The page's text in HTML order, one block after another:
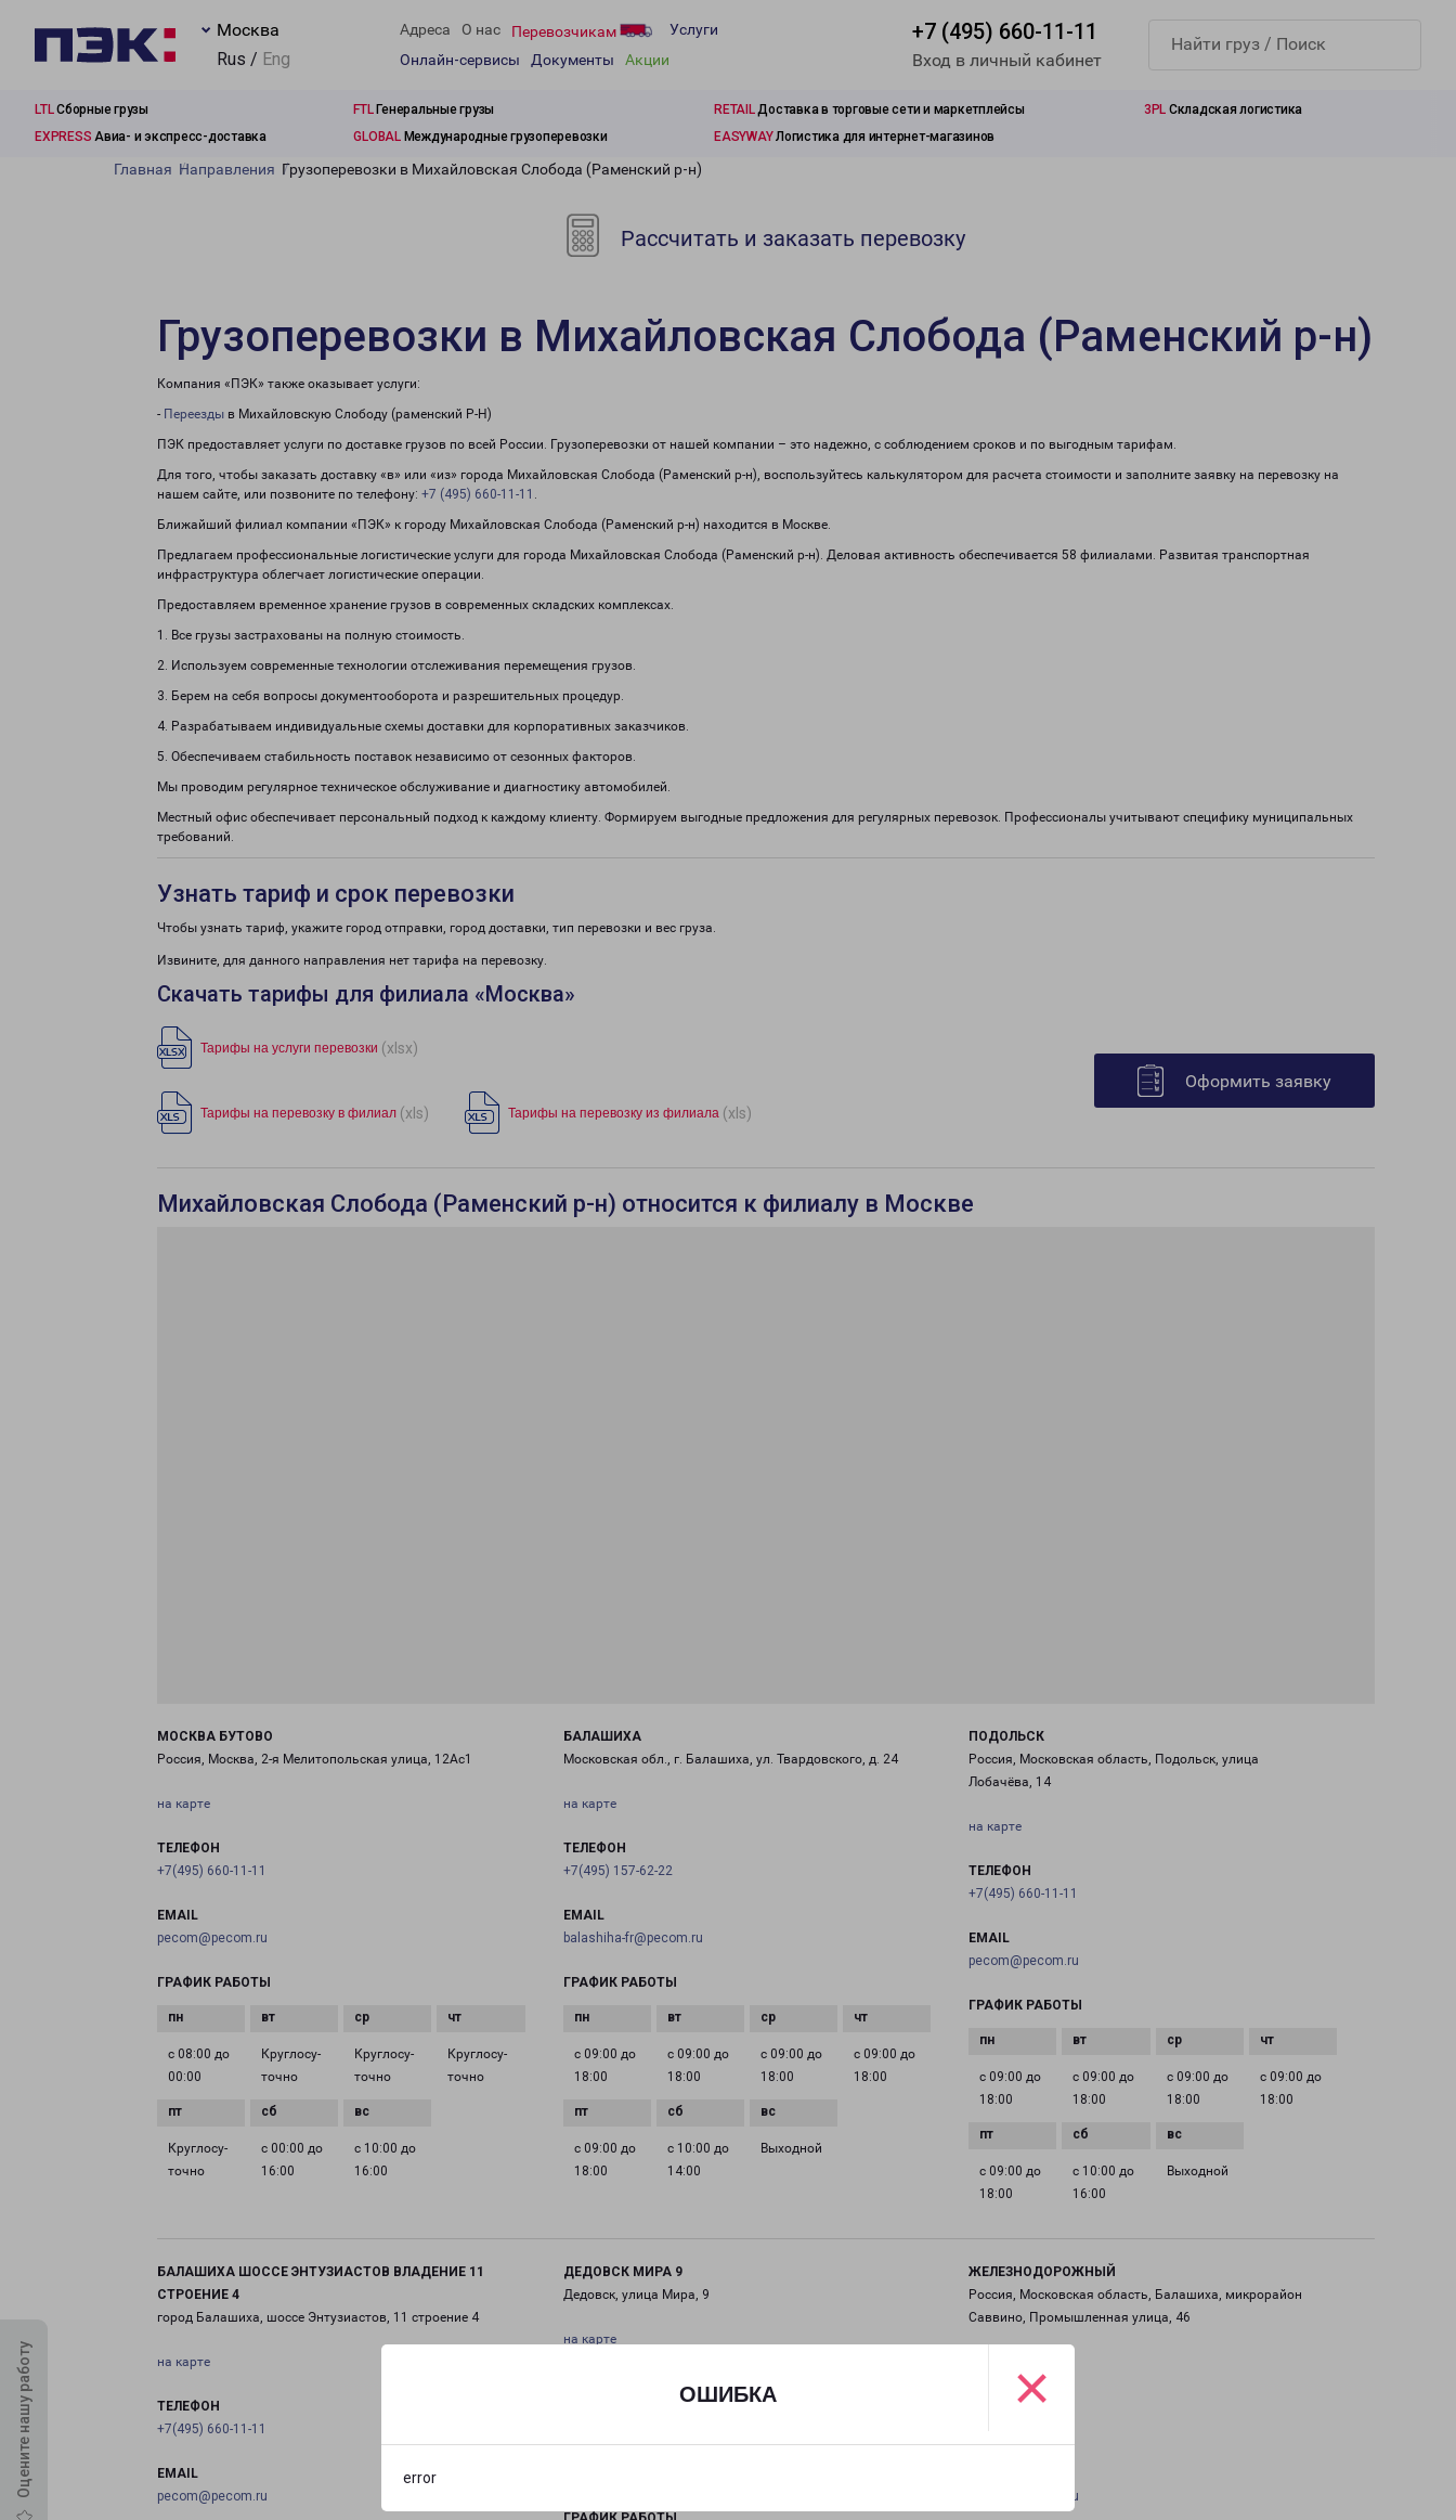
ОШИБКА
error
×
Москва
Rus / Eng
Адреса О нас Перевозчикам
Услуги
Онлайн-сервисы
Документы Акции
+7 (495) 660-11-11
Вход в личный кабинет
LTLСборные грузы FTLГенеральные грузы RETAILДоставка в торговые сети и маркетплейсы 3PL Складская логистика
EXPRESS Авиа- и экспресс-доставка GLOBALМеждународные грузоперевозки EASYWAYЛогистика для интернет-магазинов
Оцените нашу работу
Главная Направления Грузоперевозки в Михайловская Слобода (Раменский р-н)
Рассчитать и заказать перевозку
Грузоперевозки в Михайловская Слобода (Раменский р-н)
Компания «ПЭК» также оказывает услуги:
- Переезды в Михайловскую Слободу (раменский Р-Н)
ПЭК предоставляет услуги по доставке грузов по всей России. Грузоперевозки от нашей компании – это надежно, с соблюдением сроков и по выгодным тарифам.
Для того, чтобы заказать доставку «в» или «из» города Михайловская Слобода (Раменский р-н), воспользуйтесь калькулятором для расчета стоимости и заполните заявку на перевозку на
нашем сайте, или позвоните по телефону: +7 (495) 660-11-11 .
Ближайший филиал компании «ПЭК» к городу Михайловская Слобода (Раменский р-н) находится в Москве.
Предлагаем профессиональные логистические услуги для города Михайловская Слобода (Раменский р-н). Деловая активность обеспечивается 58 филиалами. Развитая транспортная
инфраструктура облегчает логистические операции.
Предоставляем временное хранение грузов в современных складских комплексах.
1. Все грузы застрахованы на полную стоимость.
2. Используем современные технологии отслеживания перемещения грузов.
3. Берем на себя вопросы документооборота и разрешительных процедур.
4. Разрабатываем индивидуальные схемы доставки для корпоративных заказчиков.
5. Обеспечиваем стабильность поставок независимо от сезонных факторов.
Мы проводим регулярное техническое обслуживание и диагностику автомобилей.
Местный офис обеспечивает персональный подход к каждому клиенту. Формируем выгодные предложения для регулярных перевозок. Профессионалы учитывают специфику муниципальных
требований.
Узнать тариф и срок перевозки
Чтобы узнать тариф, укажите город отправки, город доставки, тип перевозки и вес груза.
Извините, для данного направления нет тарифа на перевозку.
Скачать тарифы для филиала «Москва»
Тарифы на услуги перевозки (xlsx)
Тарифы на перевозку в филиал (xls) Тарифы на перевозку из филиала (xls)
Оформить заявку
Михайловская Слобода (Раменский р-н) относится к филиалу в Москве
МОСКВА БУТОВО
Россия, Москва, 2-я Мелитопольская улица, 12Ас1
на карте
ТЕЛЕФОН
+7(495) 660-11-11
EMAIL
pecom@pecom.ru
ГРАФИК РАБОТЫ
с 08:00 до
00:00
Круглосу­
точно
Круглосу­
точно
Круглосу­
точно
Круглосу­
точно
с 00:00 до
16:00
с 10:00 до
16:00
БАЛАШИХА
Московская обл., г. Балашиха, ул. Твардовского, д. 24
на карте
ТЕЛЕФОН
+7(495) 157-62-22
EMAIL
balashiha-fr@pecom.ru
ГРАФИК РАБОТЫ
с 09:00 до
18:00
с 09:00 до
18:00
с 09:00 до
18:00
с 09:00 до
18:00
с 09:00 до
18:00
с 10:00 до
14:00
Выходной
ПОДОЛЬСК
Россия, Московская область, Подольск, улица
Лобачёва, 14
на карте
ТЕЛЕФОН
+7(495) 660-11-11
EMAIL
pecom@pecom.ru
ГРАФИК РАБОТЫ
с 09:00 до
18:00
с 09:00 до
18:00
с 09:00 до
18:00
с 09:00 до
18:00
с 09:00 до
18:00
с 10:00 до
16:00
Выходной
БАЛАШИХА ШОССЕ ЭНТУЗИАСТОВ ВЛАДЕНИЕ 11
СТРОЕНИЕ 4
город Балашиха, шоссе Энтузиастов, 11 строение 4
на карте
ТЕЛЕФОН
+7(495) 660-11-11
EMAIL
pecom@pecom.ru
ДЕДОВСК МИРА 9
Дедовск, улица Мира, 9
на карте
ЖЕЛЕЗНОДОРОЖНЫЙ
Россия, Московская область, Балашиха, микрорайон
Саввино, Промышленная улица, 46
ТЕЛЕФОН
+7(495) 660-11-11
pecom@pecom.ru